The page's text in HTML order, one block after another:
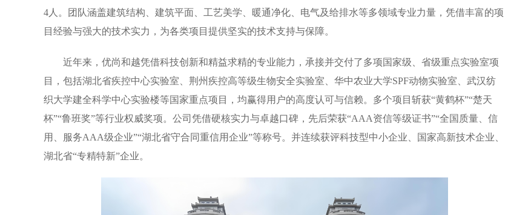
4人。团队涵盖建筑结构、建筑平面、工艺美学、暖通净化、电气及给排水等多领域专业力量，凭借丰富的项
目经验与强大的技术实力，为各类项目提供坚实的技术支持与保障。
近年来，优尚和越凭借科技创新和精益求精的专业能力，承接并交付了多项国家级、省级重点实验室项
目，包括湖北省疾控中心实验室、荆州疾控高等级生物安全实验室、华中农业大学SPF动物实验室、武汉纺
织大学建全科学中心实验楼等国家重点项目，均赢得用户的高度认可与信赖。多个项目斩获“黄鹤杯”“楚天
杯”“鲁班奖”等行业权威奖项。公司凭借硬核实力与卓越口碑，先后荣获“AAA资信等级证书”“全国质量、信
用、服务AAA级企业”“湖北省守合同重信用企业”等称号。并连续获评科技型中小企业、国家高新技术企业、
湖北省“专精特新”企业。